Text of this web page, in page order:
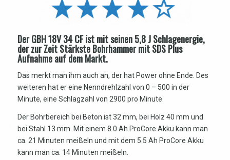
Der GBH 18V 34 CF ist mit seinen 5,8 J Schlagenergie,
der zur Zeit Stärkste Bohrhammer mit SDS Plus
Aufnahme auf dem Markt.
Das merkt man ihm auch an, der hat Power ohne Ende. Des
weiteren hat er eine Nenndrehlzahl von 0 – 500 in der
Minute, eine Schlagzahl von 2900 pro Minute.
Der Bohrbereich bei Beton ist 32 mm, bei Holz 40 mm und
bei Stahl 13 mm. Mit einem 8.0 Ah ProCore Akku kann man
ca. 21 Minuten meißeln und mit dem 5.5 Ah ProCore Akku
kann man ca. 14 Minuten meißeln.